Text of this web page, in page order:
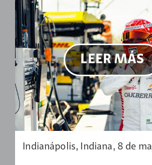
LEER MÁS
Indianápolis, Indiana, 8 de